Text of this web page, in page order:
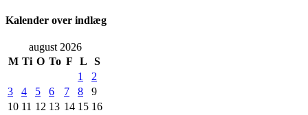
Kalender over indlæg
august 2026
M Ti O To F L
S
1
2
3
4 5 6 7 8
9
10 11 12 13 14 15 16